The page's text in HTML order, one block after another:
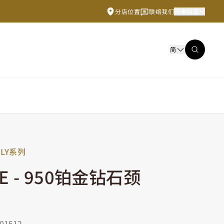
分店位置 联络我们
简
系列
- 950铂金钻石颈